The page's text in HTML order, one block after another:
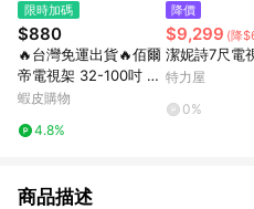
限時加碼
$880
🔥台灣免運出貨🔥佰爾
帝電視架 32-100吋 移
動式支架360°旋轉 液
支架 推車架特價 電視
蝦皮購物
4.8%
降價
$9,299 (降
潔妮詩7尺電
特力屋
0%
商品描述